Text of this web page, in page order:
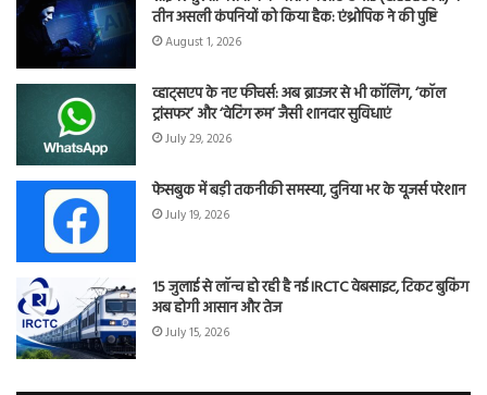
तीन असली कंपनियों को किया हैक: एंथ्रोपिक ने की पुष्टि
August 1, 2026
व्हाट्सएप के नए फीचर्स: अब ब्राउजर से भी कॉलिंग, ‘कॉल
ट्रांसफर’ और ‘वेटिंग रूम’ जैसी शानदार सुविधाएं
July 29, 2026
फेसबुक में बड़ी तकनीकी समस्या, दुनिया भर के यूजर्स परेशान
July 19, 2026
15 जुलाई से लॉन्च हो रही है नई IRCTC वेबसाइट, टिकट बुकिंग
अब होगी आसान और तेज
July 15, 2026